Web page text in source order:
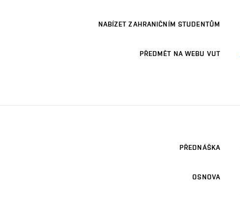
NABÍZET ZAHRANIČNÍM STUDENTŮM
PŘEDMĚT NA WEBU VUT
PŘEDNÁŠKA
OSNOVA